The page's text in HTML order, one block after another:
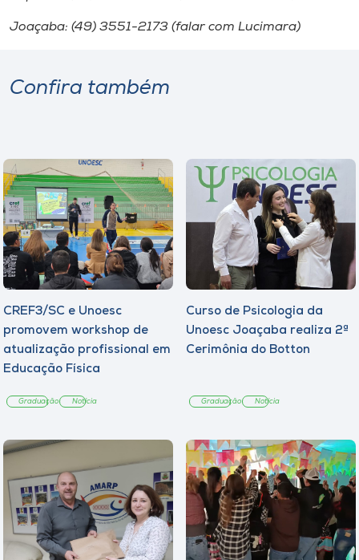
Joaçaba: (49) 3551-2173 (falar com Lucimara)
Confira também
CREF3/SC e Unoesc
promovem workshop de
atualização profissional em
Educação Física
Graduação Notícia
Curso de Psicologia da
Unoesc Joaçaba realiza 2ª
Cerimônia do Botton
Graduação Notícia